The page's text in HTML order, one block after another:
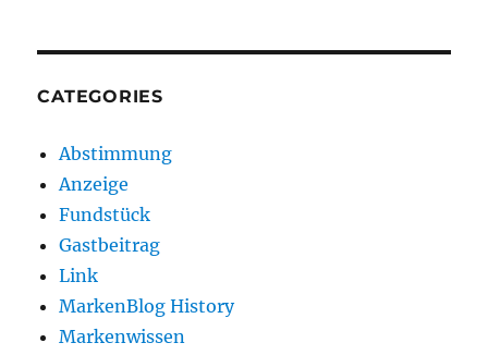
CATEGORIES
Abstimmung
Anzeige
Fundstück
Gastbeitrag
Link
MarkenBlog History
Markenwissen